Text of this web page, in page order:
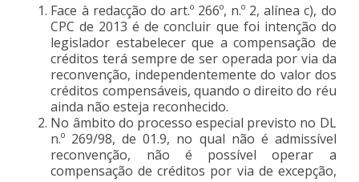
Face à redacção do art.º 266º, n.º 2, alínea c), do
CPC de 2013 é de concluir que foi intenção do
legislador estabelecer que a compensação de
créditos terá sempre de ser operada por via da
reconvenção, independentemente do valor dos
créditos compensáveis, quando o direito do réu
ainda não esteja reconhecido.
No âmbito do processo especial previsto no DL
n.º 269/98, de 01.9, no qual não é admissível
reconvenção, não é possível operar a
compensação de créditos por via de excepção,